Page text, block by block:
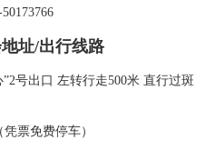
50173766
地址/出行线路
”2号出口 左转行走500米 直行过斑
票免费停车）